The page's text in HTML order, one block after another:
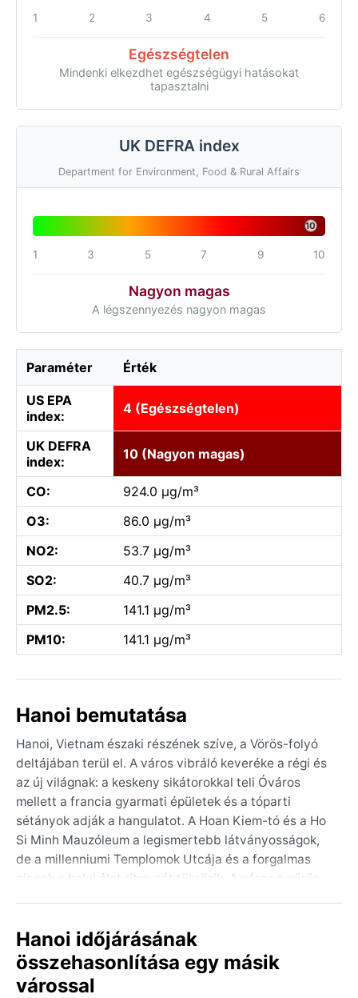
1 2 3 4 5 6
Egészségtelen
Mindenki elkezdhet egészségügyi hatásokat
tapasztalni
UK DEFRA index
Department for Environment, Food & Rural Affairs
10
1 3 5 7 9 10
Nagyon magas
A légszennyezés nagyon magas
Paraméter Érték
US EPA
index:
4 (Egészségtelen)
UK DEFRA
index:
10 (Nagyon magas)
CO:
924.0 µg/m³
O3:
86.0 µg/m³
NO2:
53.7 µg/m³
SO2:
40.7 µg/m³
PM2.5:
141.1 µg/m³
PM10:
141.1 µg/m³
Hanoi bemutatása
Hanoi, Vietnam északi részének szíve, a Vörös-folyó
deltájában terül el. A város vibráló keveréke a régi és
az új világnak: a keskeny sikátorokkal teli Óváros
mellett a francia gyarmati épületek és a tóparti
sétányok adják a hangulatot. A Hoan Kiem-tó és a Ho
Si Minh Mauzóleum a legismertebb látványosságok,
de a millenniumi Templomok Utcája és a forgalmas
piacok a helyi élet ritmusát tükrözik. A város a vörös
A Köppen-besorolás szerint Hanoi éghajlata párás
szubtrópusi, száraz téllel (Cwa). A nyarak (májustól
októberig) forróak és nyirkosak, a csapadék nagy
Hanoi időjárásának
összehasonlítása egy másik
várossal